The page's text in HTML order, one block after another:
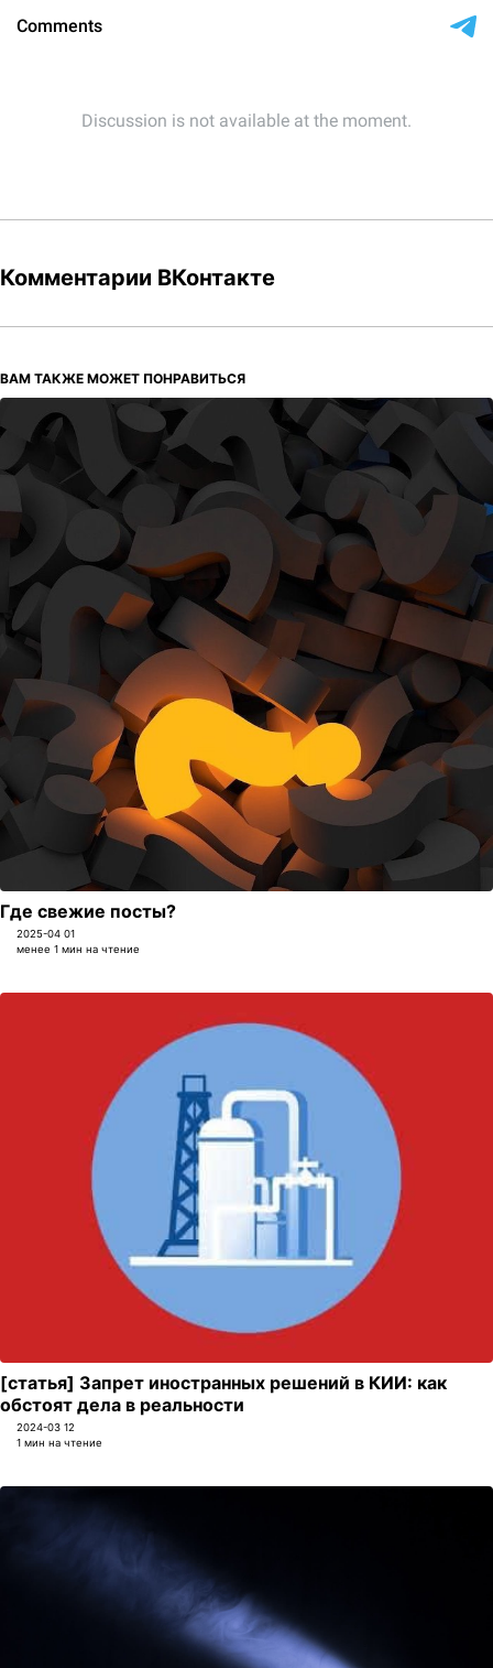
Комментарии ВКонтакте
ВАМ ТАКЖЕ МОЖЕТ ПОНРАВИТЬСЯ
Где свежие посты?
2025-04 01
менее 1 мин на чтение
[статья] Запрет иностранных решений в КИИ: как
обстоят дела в реальности
2024-03 12
1 мин на чтение